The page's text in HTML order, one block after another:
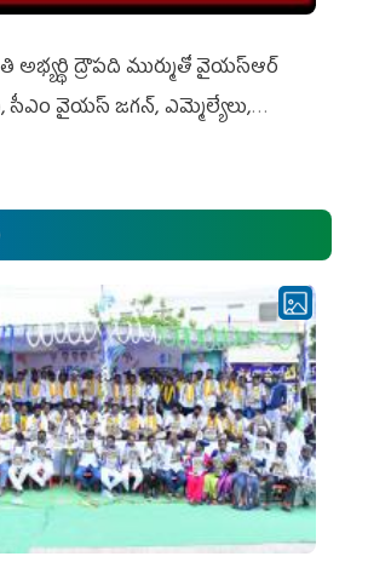
అభ్య‌ర్థి ద్రౌప‌ది ముర్ముతో వైయ‌స్ఆర్
సీఎం వైయ‌స్ జ‌గ‌న్, ఎమ్మెల్యేలు,